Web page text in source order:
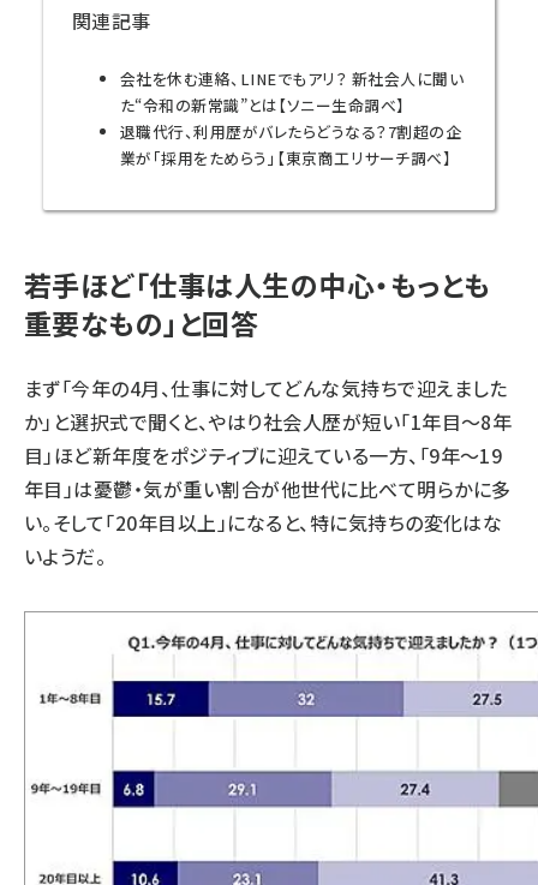
関連記事
会社を休む連絡、LINEでもアリ？ 新社会人に聞い
た“令和の新常識”とは【ソニー生命調べ】
退職代行、利用歴がバレたらどうなる？7割超の企
業が「採用をためらう」【東京商工リサーチ調べ】
若手ほど「仕事は人生の中心・もっとも
重要なもの」と回答
まず「今年の4月、仕事に対してどんな気持ちで迎えました
か」と選択式で聞くと、やはり社会人歴が短い「1年目～8年
目」ほど新年度をポジティブに迎えている一方、「9年～19
年目」は憂鬱・気が重い割合が他世代に比べて明らかに多
い。そして「20年目以上」になると、特に気持ちの変化はな
いようだ。